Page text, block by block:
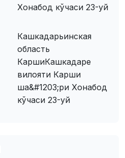
Хонабод кўчаси 23-уй
Кашкадарьинская
область
КаршиКашкадаре
вилояти Карши
ша&#1203;ри Хонабод
кўчаси 23-уй